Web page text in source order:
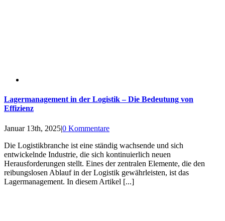
Lagermanagement in der Logistik – Die Bedeutung von
Effizienz
Januar 13th, 2025|0 Kommentare
Die Logistikbranche ist eine ständig wachsende und sich
entwickelnde Industrie, die sich kontinuierlich neuen
Herausforderungen stellt. Eines der zentralen Elemente, die den
reibungslosen Ablauf in der Logistik gewährleisten, ist das
Lagermanagement. In diesem Artikel [...]